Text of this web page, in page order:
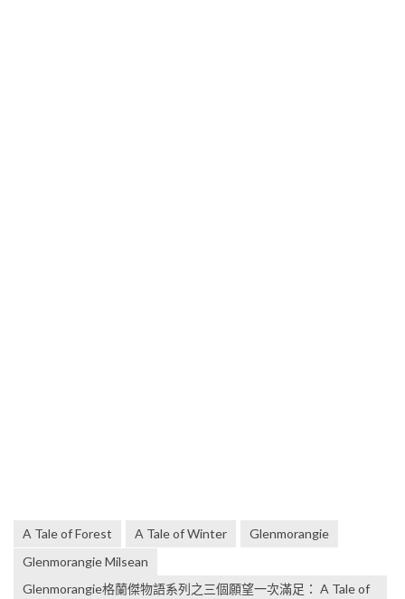
A Tale of Forest A Tale of Winter
Glenmorangie
Glenmorangie Milsean
Glenmorangie格蘭傑物語系列之三個願望一次滿足： A Tale of